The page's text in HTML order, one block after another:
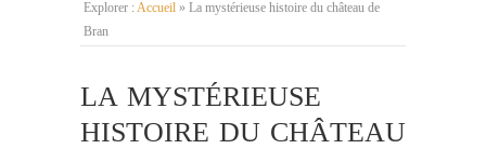
Explorer : Accueil » La mystérieuse histoire du château de
Bran
LA MYSTÉRIEUSE
HISTOIRE DU CHÂTEAU